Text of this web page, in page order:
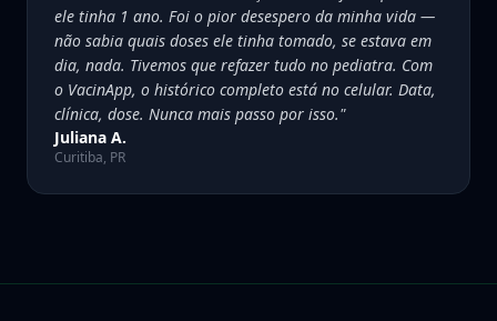
ele tinha 1 ano. Foi o pior desespero da minha vida —
não sabia quais doses ele tinha tomado, se estava em
dia, nada. Tivemos que refazer tudo no pediatra. Com
o VacinApp, o histórico completo está no celular. Data,
clínica, dose. Nunca mais passo por isso."
Juliana A.
Curitiba, PR